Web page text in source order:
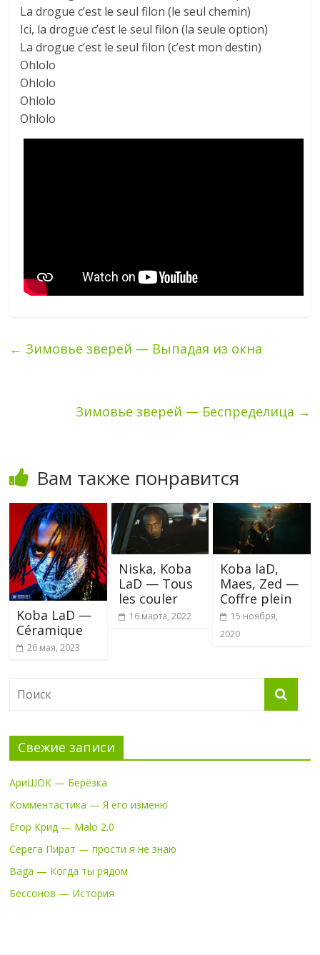
La drogue c’est le seul filon (le seul chemin)
Ici, la drogue c’est le seul filon (la seule option)
La drogue c’est le seul filon (c’est mon destin)
Ohlolo
Ohlolo
Ohlolo
Ohlolo
← Зимовье зверей — Выпадая из окна
Зимовье зверей — Беспределица →
Вам также понравится
Koba LaD —
Céramique
26 мая, 2023
Niska, Koba
LaD — Tous
les couler
16 марта, 2022
Koba laD,
Maes, Zed —
Coffre plein
15 ноября,
2020
Свежие записи
АриШОК — Берёзка
Комментастика — Я его изменю
Егор Крид — Malo 2.0
Серега Пират — прости я не знаю
Baga — Когда ты рядом
Бессонов — История